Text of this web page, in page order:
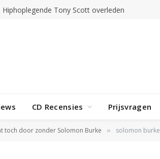
Hiphoplegende Tony Scott overleden
CD Recensies Prijsvragen
toch door zonder Solomon Burke » solomon burke